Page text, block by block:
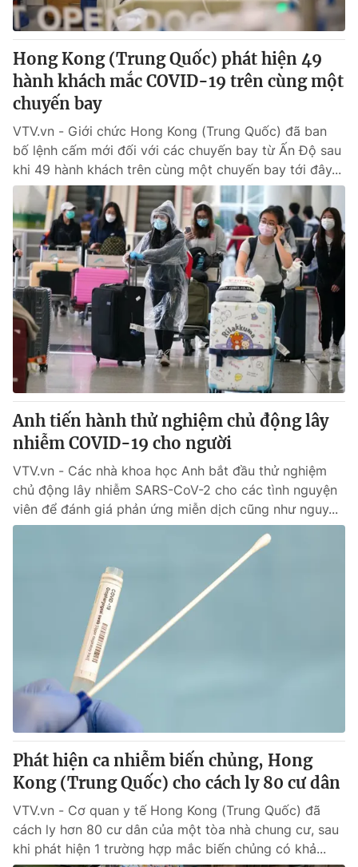
Hong Kong (Trung Quốc) phát hiện 49
hành khách mắc COVID-19 trên cùng một
chuyến bay
VTV.vn - Giới chức Hong Kong (Trung Quốc) đã ban
bố lệnh cấm mới đối với các chuyến bay từ Ấn Độ sau
khi 49 hành khách trên cùng một chuyến bay tới đây...
Anh tiến hành thử nghiệm chủ động lây
nhiễm COVID-19 cho người
VTV.vn - Các nhà khoa học Anh bắt đầu thử nghiệm
chủ động lây nhiễm SARS-CoV-2 cho các tình nguyện
viên để đánh giá phản ứng miễn dịch cũng như nguy...
Phát hiện ca nhiễm biến chủng, Hong
Kong (Trung Quốc) cho cách ly 80 cư dân
VTV.vn - Cơ quan y tế Hong Kong (Trung Quốc) đã
cách ly hơn 80 cư dân của một tòa nhà chung cư, sau
khi phát hiện 1 trường hợp mắc biến chủng có khả...